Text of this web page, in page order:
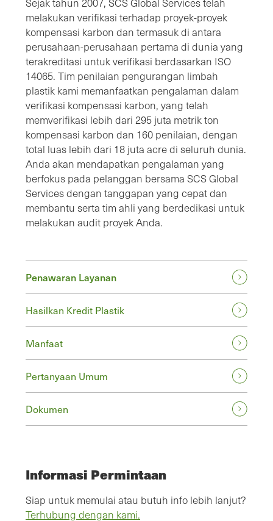
melakukan verifikasi terhadap proyek-proyek
kompensasi karbon dan termasuk di antara
perusahaan-perusahaan pertama di dunia yang
terakreditasi untuk verifikasi berdasarkan ISO
14065. Tim penilaian pengurangan limbah
plastik kami memanfaatkan pengalaman dalam
verifikasi kompensasi karbon, yang telah
memverifikasi lebih dari 295 juta metrik ton
kompensasi karbon dan 160 penilaian, dengan
total luas lebih dari 18 juta acre di seluruh dunia.
Anda akan mendapatkan pengalaman yang
berfokus pada pelanggan bersama SCS Global
Services dengan tanggapan yang cepat dan
membantu serta tim ahli yang berdedikasi untuk
melakukan audit proyek Anda.
Penawaran Layanan
Hasilkan Kredit Plastik
Manfaat
Pertanyaan Umum
Dokumen
Informasi Permintaan
Siap untuk memulai atau butuh info lebih lanjut?
Terhubung dengan kami.